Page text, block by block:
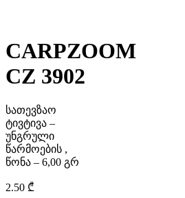
CARPZOOM
CZ 3902
სათევზაო
ტივტივა –
უნგრული
წარმოების ,
წონა – 6,00 გრ
2.50 ₾